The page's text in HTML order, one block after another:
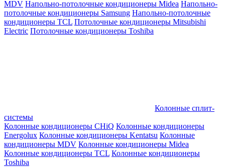
MDV Напольно-потолочные кондиционеры Midea Напольно-
потолочные кондиционеры Samsung Напольно-потолочные
кондиционеры TCL Потолочные кондиционеры Mitsubishi
Electric Потолочные кондиционеры Toshiba
Колонные сплит-
системы
Колонные кондиционеры CHiQ Колонные кондиционеры
Energolux Колонные кондиционеры Kentatsu Колонные
кондиционеры MDV Колонные кондиционеры Midea
Колонные кондиционеры TCL Колонные кондиционеры
Toshiba